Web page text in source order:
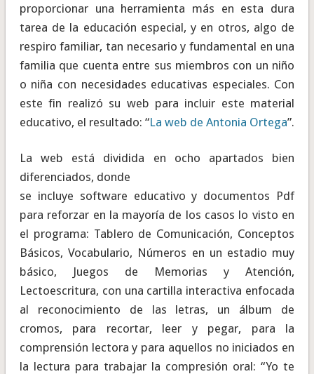
proporcionar una herramienta más en esta dura
tarea de la educación especial, y en otros, algo de
respiro familiar, tan necesario y fundamental en una
familia que cuenta entre sus miembros con un niño
o niña con necesidades educativas especiales. Con
este fin realizó su web para incluir este material
educativo, el resultado: “La web de Antonia Ortega”.
La web está dividida en ocho apartados bien
diferenciados, donde
se incluye software educativo y documentos Pdf
para reforzar en la mayoría de los casos lo visto en
el programa: Tablero de Comunicación, Conceptos
Básicos, Vocabulario, Números en un estadio muy
básico, Juegos de Memorias y Atención,
Lectoescritura, con una cartilla interactiva enfocada
al reconocimiento de las letras, un álbum de
cromos, para recortar, leer y pegar, para la
comprensión lectora y para aquellos no iniciados en
la lectura para trabajar la compresión oral: “Yo te